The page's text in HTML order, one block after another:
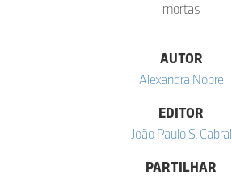
mortas
AUTOR
Alexandra Nobre
EDITOR
João Paulo S. Cabral
PARTILHAR